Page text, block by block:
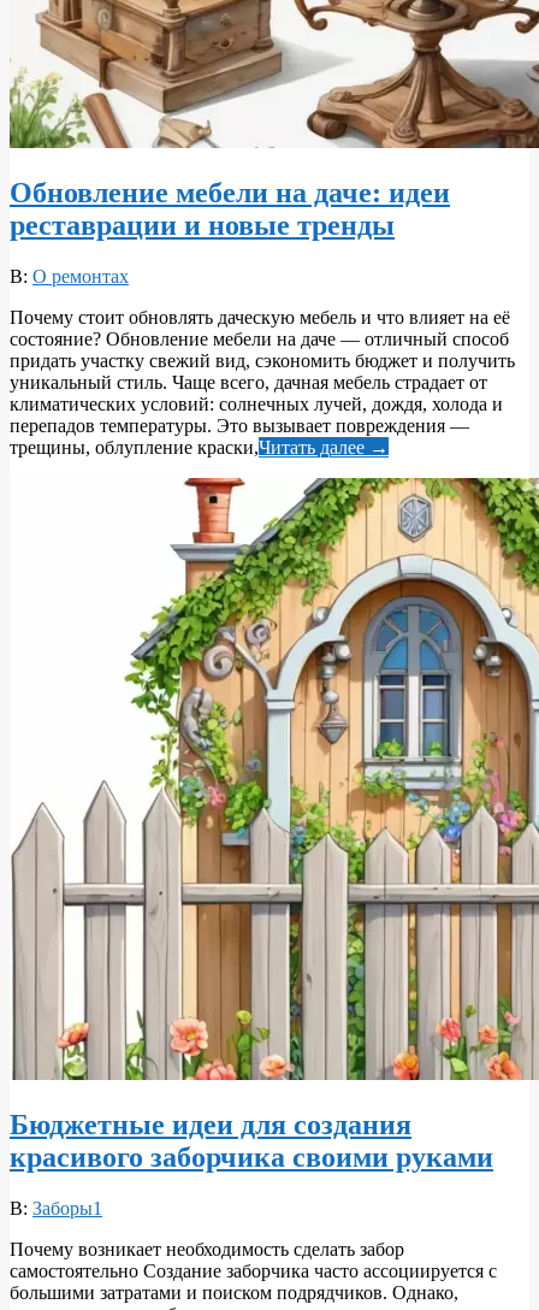
Обновление мебели на даче: идеи
реставрации и новые тренды
2026-
10
В: О ремонтах
Почему стоит обновлять даческую мебель и что влияет на её
состояние? Обновление мебели на даче — отличный способ
придать участку свежий вид, сэкономить бюджет и получить
уникальный стиль. Чаще всего, дачная мебель страдает от
климатических условий: солнечных лучей, дождя, холода и
перепадов температуры. Это вызывает повреждения —
трещины, облупление краски,Читать далее →
Бюджетные идеи для создания
красивого заборчика своими руками
2026-
10
В: Заборы1
Почему возникает необходимость сделать забор
самостоятельно Создание заборчика часто ассоциируется с
большими затратами и поиском подрядчиков. Однако,